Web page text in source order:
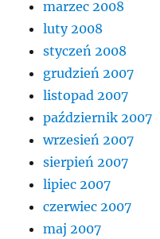
marzec 2008
luty 2008
styczeń 2008
grudzień 2007
listopad 2007
październik 2007
wrzesień 2007
sierpień 2007
lipiec 2007
czerwiec 2007
maj 2007